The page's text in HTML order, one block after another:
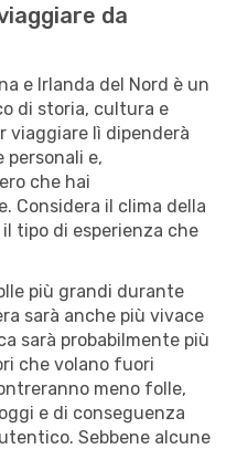
da
e Irlanda del Nord è un
di storia, cultura e
viaggiare lì dipenderà
personali e,
che hai
Considera il clima della
tipo di esperienza che
più grandi durante
sarà anche più vivace
sarà probabilmente più
che volano fuori
meno folle,
e di conseguenza
Sebbene alcune